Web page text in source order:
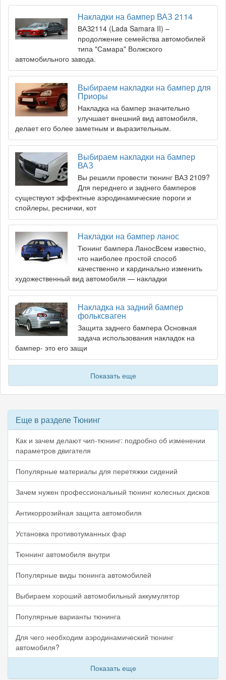
Накладки на бампер ВАЗ 2114
ВАЗ2114 (Lada Samara II) –
продолжение семейства автомобилей
типа "Самара" Волжского
автомобильного завода.
Выбираем накладки на бампер для
Приоры
Накладка на бампер значительно
улучшает внешний вид автомобиля,
делает его более заметным и выразительным.
Выбираем накладки на бампер
ВАЗ
Вы решили провести тюнинг ВАЗ 2109?
Для переднего и заднего бамперов
существуют эффектные аэродинамические пороги и
спойлеры, реснички, кот
Накладки на бампер ланос
Тюнинг бампера ЛаносВсем известно,
что наиболее простой способ
качественно и кардинально изменить
художественный вид автомобиля — накладки
Накладка на задний бампер
фольксваген
Защита заднего бампера Основная
задача использования накладок на
бампер- это его защи
Показать еще
Еще в разделе Тюнинг
Как и зачем делают чип-тюнинг: подробно об изменении
параметров двигателя
Популярные материалы для перетяжки сидений
Зачем нужен профессиональный тюнинг колесных дисков
Антикоррозийная защита автомобиля
Установка противотуманных фар
Тюннинг автомобиля внутри
Популярные виды тюнинга автомобилей
Выбираем хороший автомобильный аккумулятор
Популярные варианты тюнинга
Для чего необходим аэродинамический тюнинг
автомобиля?
Показать еще